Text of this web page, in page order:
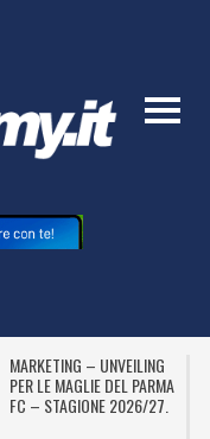
MARKETING – UNVEILING
PER LE MAGLIE DEL PARMA
FC – STAGIONE 2026/27.